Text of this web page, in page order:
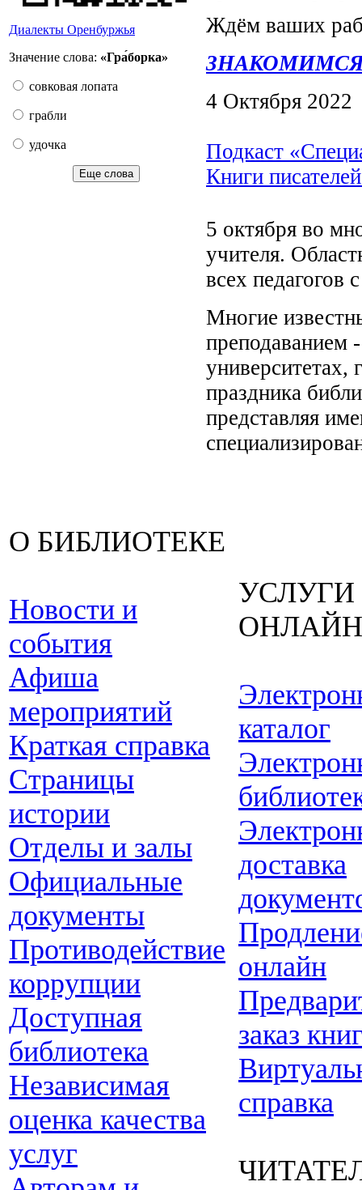
Диалекты Оренбуржья
Значение слова: «Гра́борка»
совковая лопата
грабли
удочка
Еще слова
Ждём ваших
4 Октября 2022
Подкаст
Книги
5 октября во
учителя.
всех педагогов
Многие
преподаванием
университетах,
праздника
представляя
О БИБЛИОТЕКЕ
Новости и
события
Афиша
мероприятий
Краткая справка
Страницы
истории
Отделы и залы
Официальные
документы
Противодействие
коррупции
Доступная
библиотека
Независимая
оценка качества
услуг
УСЛУГИ
ОНЛАЙН
каталог
доставка
онлайн
заказ
справка